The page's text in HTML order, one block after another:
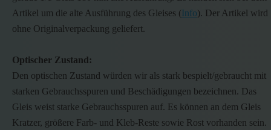
Artikel um die alte Ausführung des Gleises (Info). Der Artikel wird
ohne Originalverpackung geliefert.
Optischer Zustand:
Den optischen Zustand würden wir als stark bespielt/gebraucht mit
starken Gebrauchsspuren und Beschädigungen bezeichnen. Das
Gleis weist starke Gebrauchsspuren auf. Es können an dem Gleis
Kratzer, größere Farb- und Kleb-Reste sowie Rost vorhanden sein.